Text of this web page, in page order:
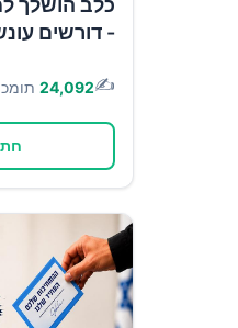
כלב הושלך
- דורשים
✍️
24,092